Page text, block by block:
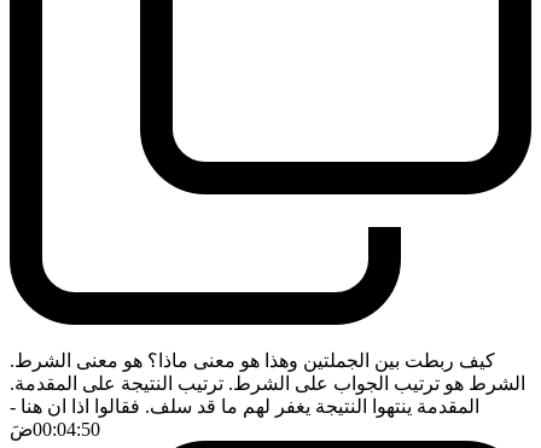
كيف ربطت بين الجملتين وهذا هو معنى ماذا؟ هو معنى الشرط.
الشرط هو ترتيب الجواب على الشرط. ترتيب النتيجة على المقدمة.
المقدمة ينتهوا النتيجة يغفر لهم ما قد سلف. فقالوا اذا ان هنا -
00:04:50ضَ